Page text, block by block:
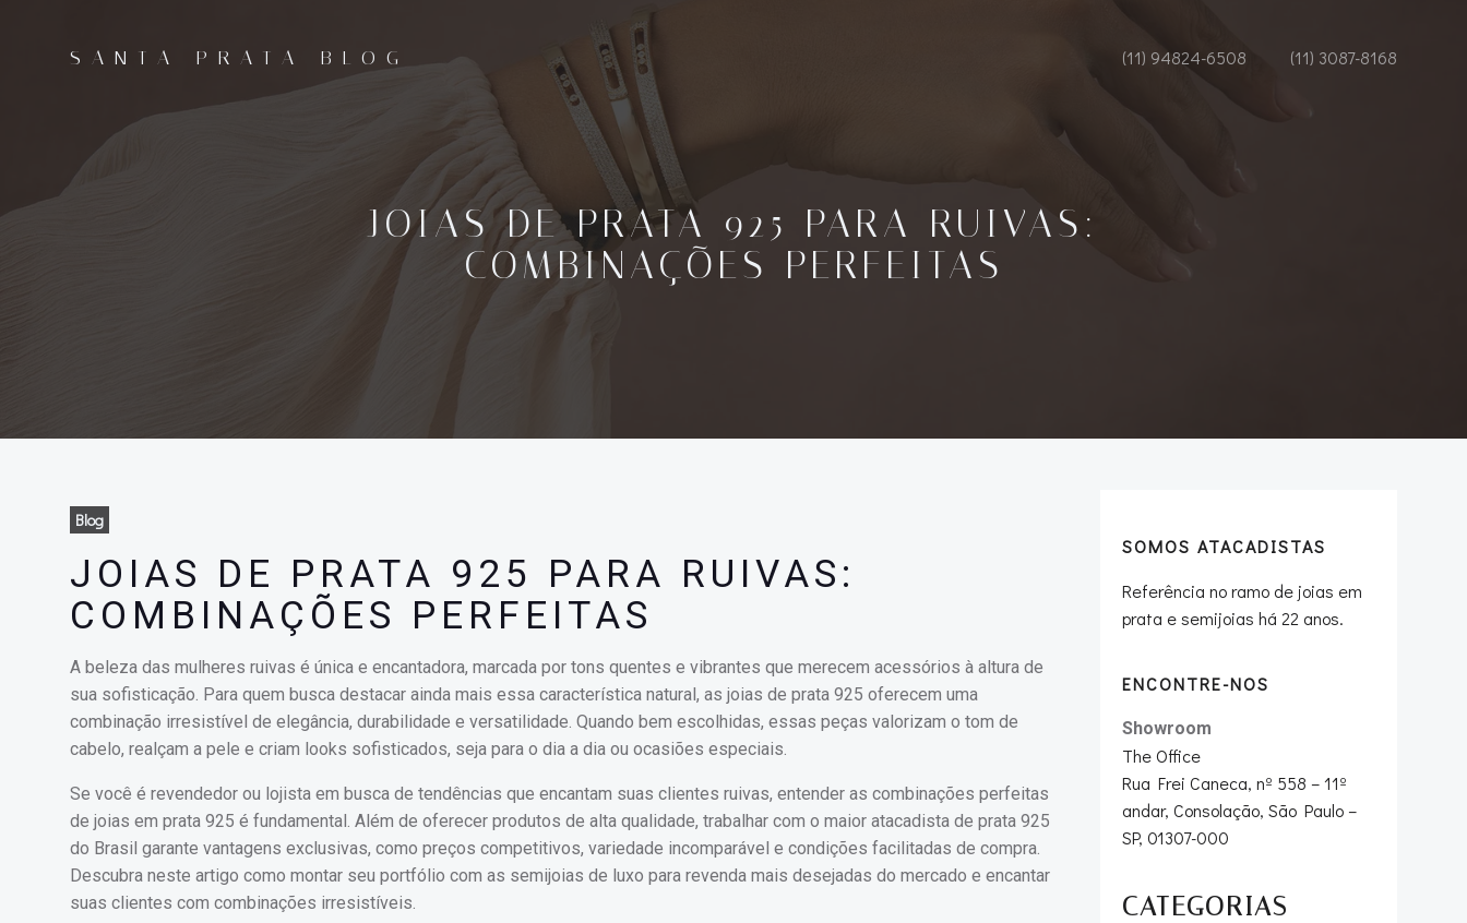
SANTA PRATA BLOG (11) 94824-6508 (11) 3087-8168
JOIAS DE PRATA 925 PARA RUIVAS:
COMBINAÇÕES PERFEITAS
Blog
JOIAS DE PRATA 925 PARA RUIVAS:
COMBINAÇÕES PERFEITAS
A beleza das mulheres ruivas é única e encantadora, marcada por tons quentes e vibrantes que merecem acessórios à altura de
sua sofisticação. Para quem busca destacar ainda mais essa característica natural, as joias de prata 925 oferecem uma
combinação irresistível de elegância, durabilidade e versatilidade. Quando bem escolhidas, essas peças valorizam o tom de
cabelo, realçam a pele e criam looks sofisticados, seja para o dia a dia ou ocasiões especiais.
Se você é revendedor ou lojista em busca de tendências que encantam suas clientes ruivas, entender as combinações perfeitas
de joias em prata 925 é fundamental. Além de oferecer produtos de alta qualidade, trabalhar com o maior atacadista de prata 925
do Brasil garante vantagens exclusivas, como preços competitivos, variedade incomparável e condições facilitadas de compra.
Descubra neste artigo como montar seu portfólio com as semijoias de luxo para revenda mais desejadas do mercado e encantar
suas clientes com combinações irresistíveis.
SOMOS ATACADISTAS
Referência no ramo de joias em
prata e semijoias há 22 anos.
ENCONTRE-NOS
Showroom
The Office
Rua Frei Caneca, nº 558 – 11º
andar, Consolação, São Paulo –
SP, 01307-000
CATEGORIAS